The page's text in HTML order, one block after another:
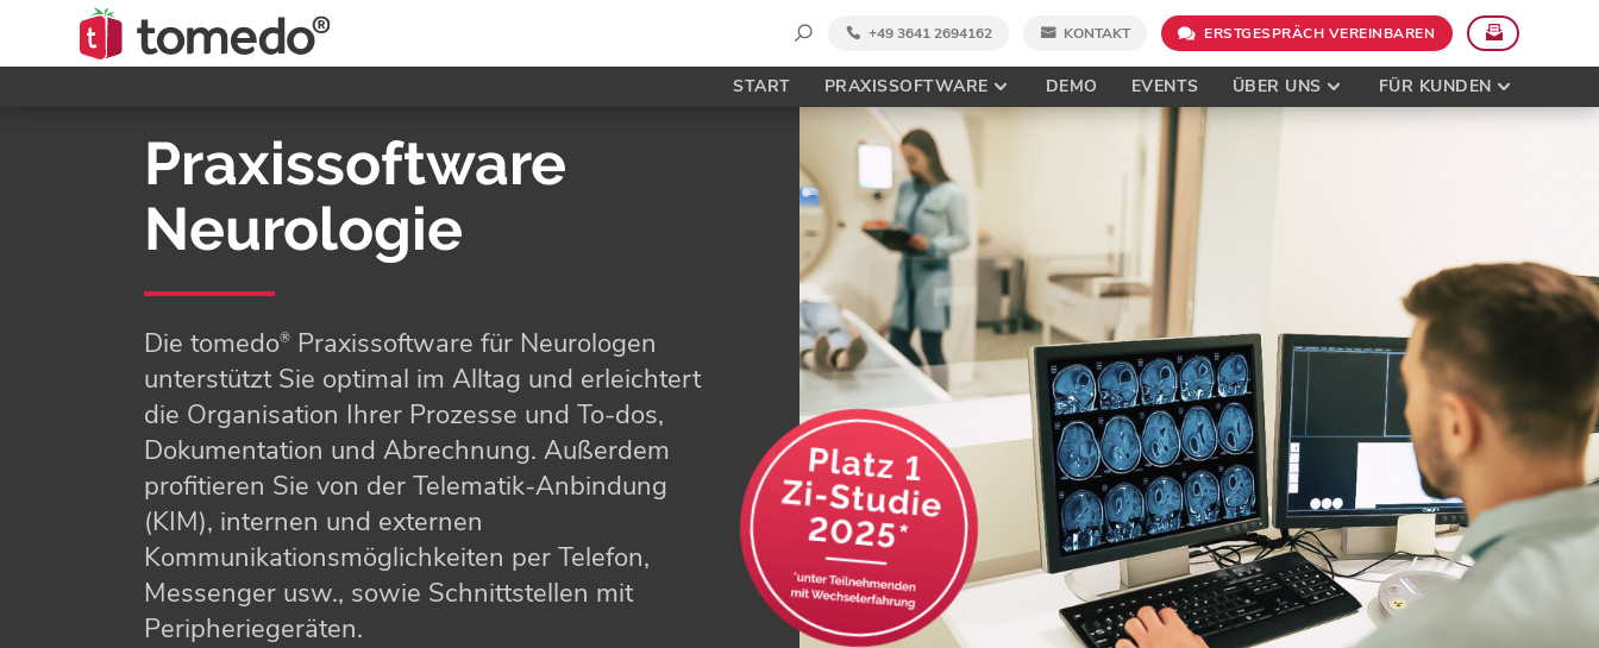
Suche
nach:
+49 3641 2694162 KONTAKT ERSTGESPRÄCH VEREINBAREN
START PRAXISSOFTWARE DEMO EVENTS ÜBER UNS FÜR KUNDEN
Praxissoftware
Neurologie
Die tomedo®Praxissoftware für Neurologen
unterstützt Sie optimal im Alltag und erleichtert
die Organisation Ihrer Prozesse und To-dos,
Dokumentation und Abrechnung. Außerdem
profitieren Sie von der Telematik-Anbindung
(KIM), internen und externen
Kommunikationsmöglichkeiten per Telefon,
Messenger usw., sowie Schnittstellen mit
Peripheriegeräten.